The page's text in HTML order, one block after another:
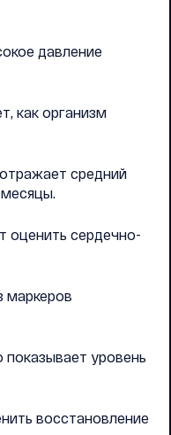
давление
как организм
средний
оценить сердечно-
маркеров
уровень
восстановление